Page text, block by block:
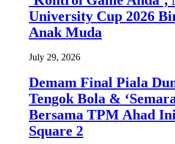
University Cup 2026
Anak Muda
July 29, 2026
Demam Final Piala
Tengok Bola &
Bersama TPM Ahad
Square 2